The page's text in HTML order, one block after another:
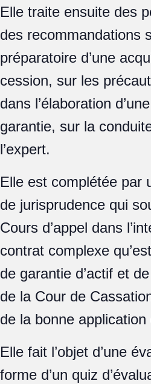
Elle traite ensuite des
des recommandations
préparatoire d’une
cession, sur les
dans l’élaboration
garantie, sur la
l’expert.
Elle est complétée par
de jurisprudence qui
Cours d’appel dans
contrat complexe
de garantie d’actif et
de la Cour de
de la bonne application
Elle fait l’objet d’une
forme d’un quiz